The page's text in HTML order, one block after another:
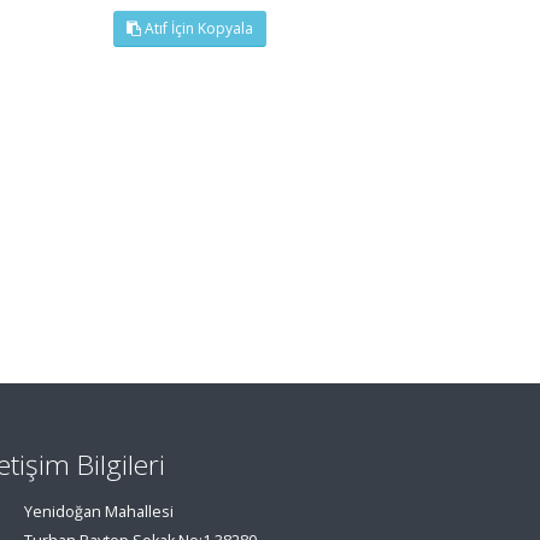
Atıf İçin Kopyala
Bilgileri
Yenidoğan Mahallesi